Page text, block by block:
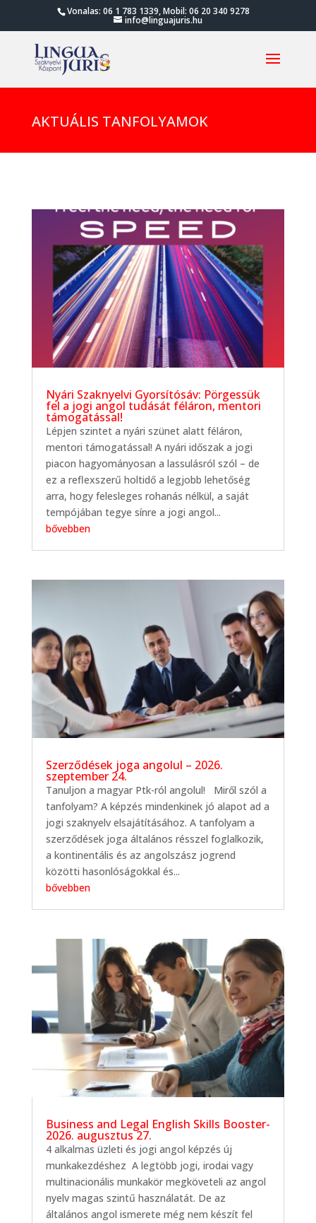
Vonalas: 06 1 783 1339, Mobil: 06 20 340 9278
info@linguajuris.hu
AKTUÁLIS TANFOLYAMOK
Nyári Szaknyelvi Gyorsítósáv: Pörgessük
fel a jogi angol tudását féláron, mentori
támogatással!
Lépjen szintet a nyári szünet alatt féláron,
mentori támogatással! A nyári időszak a jogi
piacon hagyományosan a lassulásról szól – de
ez a reflexszerű holtidő a legjobb lehetőség
arra, hogy felesleges rohanás nélkül, a saját
tempójában tegye sínre a jogi angol...
bővebben
Szerződések joga angolul – 2026.
szeptember 24.
Tanuljon a magyar Ptk-ról angolul! Miről szól a
tanfolyam? A képzés mindenkinek jó alapot ad a
jogi szaknyelv elsajátításához. A tanfolyam a
szerződések joga általános résszel foglalkozik,
a kontinentális és az angolszász jogrend
közötti hasonlóságokkal és...
bővebben
Business and Legal English Skills Booster-
2026. augusztus 27.
4 alkalmas üzleti és jogi angol képzés új
munkakezdéshez A legtöbb jogi, irodai vagy
multinacionális munkakör megköveteli az angol
nyelv magas szintű használatát. De az
általános angol ismerete még nem készít fel